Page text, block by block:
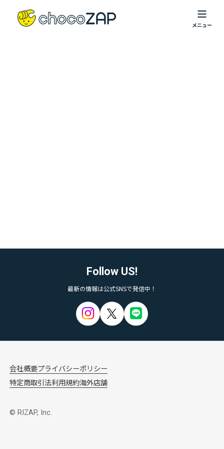
Follow US!
最新の情報は公式SNSで発信中！
会社概要プライバシーポリシー
特定商取引法利用規約海外店舗
© RIZAP, Inc.